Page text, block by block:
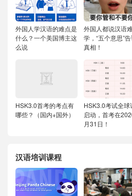
外国人学汉语的难点是
什么？一个美国博主这
么说
外国人都说汉语
学，“五个意思”
真相！
HSK3.0首考的考点有
哪些？（国内+国外）
HSK3.0考试全球
启动，首考在
月31日！
汉语培训课程